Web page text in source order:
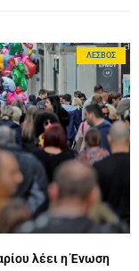
ΛΈΣΒΟΣ
λέει η Ένωση